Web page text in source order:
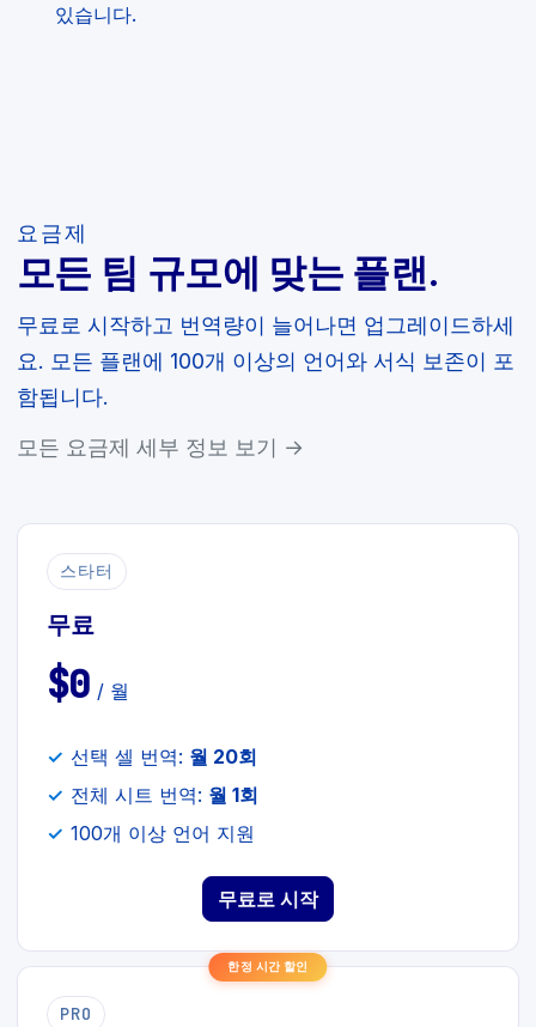
있습니다.
요금제
모든 팀 규모에 맞는 플랜.
무료로 시작하고 번역량이 늘어나면 업그레이드하세
요. 모든 플랜에 100개 이상의 언어와 서식 보존이 포
함됩니다.
모든 요금제 세부 정보 보기 →
스타터
무료
$0 / 월
선택 셀 번역: 월 20회
전체 시트 번역: 월 1회
100개 이상 언어 지원
무료로 시작
한정 시간 할인
PRO